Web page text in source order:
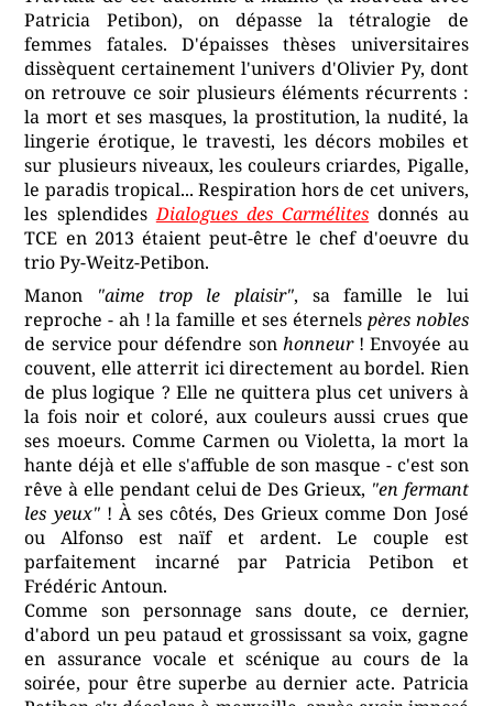
Patricia Petibon), on dépasse la tétralogie de
femmes fatales. D'épaisses thèses universitaires
dissèquent certainement l'univers d'Olivier Py, dont
on retrouve ce soir plusieurs éléments récurrents :
la mort et ses masques, la prostitution, la nudité, la
lingerie érotique, le travesti, les décors mobiles et
sur plusieurs niveaux, les couleurs criardes, Pigalle,
le paradis tropical... Respiration hors de cet univers,
les splendidesDialogues des Carmélites donnés au
TCE en 2013 étaient peut-être le chef d'oeuvre du
trio Py-Weitz-Petibon.
Manon "aime trop le plaisir", sa famille le lui
reproche - ah ! la famille et ses éternels pères nobles
de service pour défendre son honneur! Envoyée au
couvent, elle atterrit ici directement au bordel. Rien
de plus logique ? Elle ne quittera plus cet univers à
la fois noir et coloré, aux couleurs aussi crues que
ses moeurs. Comme Carmen ou Violetta, la mort la
hante déjà et elle s'affuble de son masque - c'est son
rêve à elle pendant celui de Des Grieux, "en fermant
les yeux"! À ses côtés, Des Grieux comme Don José
ou Alfonso est naïf et ardent. Le couple est
parfaitement incarné par Patricia Petibon et
Frédéric Antoun.
Comme son personnage sans doute, ce dernier,
d'abord un peu pataud et grossissant sa voix, gagne
en assurance vocale et scénique au cours de la
soirée, pour être superbe au dernier acte. Patricia